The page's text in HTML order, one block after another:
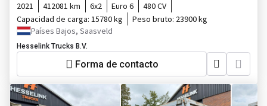
2021 412081 km 6x2 Euro 6
480 CV
Capacidad de carga: 15780 kg Peso bruto: 23900 kg
Países Bajos, Saasveld
Hesselink Trucks B.V.
Forma de contacto